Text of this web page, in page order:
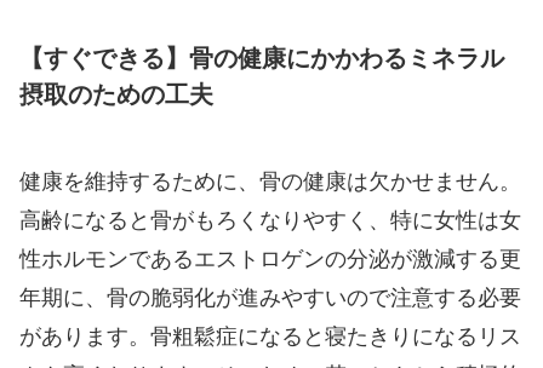
【すぐできる】骨の健康にかかわるミネラル
摂取のための工夫
健康を維持するために、骨の健康は欠かせません。
高齢になると骨がもろくなりやすく、特に女性は女
性ホルモンであるエストロゲンの分泌が激減する更
年期に、骨の脆弱化が進みやすいので注意する必要
があります。骨粗鬆症になると寝たきりになるリス